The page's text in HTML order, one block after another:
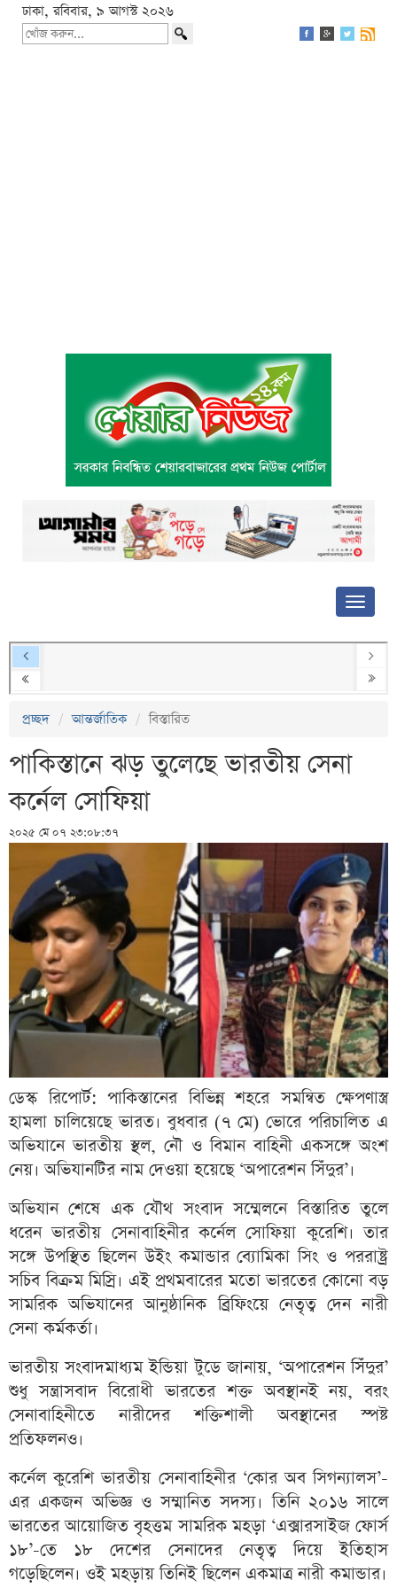
ঢাকা, রবিবার, ৯ আগস্ট ২০২৬
প্রচ্ছদ আন্তর্জাতিক বিস্তারিত
পাকিস্তানে ঝড় তুলেছে ভারতীয় সেনা
কর্নেল সোফিয়া
২০২৫ মে ০৭ ২৩:০৮:৩৭
ডেস্ক রিপোর্ট: পাকিস্তানের বিভিন্ন শহরে সমন্বিত ক্ষেপণাস্ত্র
হামলা চালিয়েছে ভারত। বুধবার (৭ মে) ভোরে পরিচালিত এ
অভিযানে ভারতীয় স্থল, নৌ ও বিমান বাহিনী একসঙ্গে অংশ
নেয়। অভিযানটির নাম দেওয়া হয়েছে ‘অপারেশন সিঁদুর’।
অভিযান শেষে এক যৌথ সংবাদ সম্মেলনে বিস্তারিত তুলে
ধরেন ভারতীয় সেনাবাহিনীর কর্নেল সোফিয়া কুরেশি। তার
সঙ্গে উপস্থিত ছিলেন উইং কমান্ডার ব্যোমিকা সিং ও পররাষ্ট্র
সচিব বিক্রম মিস্রি। এই প্রথমবারের মতো ভারতের কোনো বড়
সামরিক অভিযানের আনুষ্ঠানিক ব্রিফিংয়ে নেতৃত্ব দেন নারী
সেনা কর্মকর্তা।
ভারতীয় সংবাদমাধ্যম ইন্ডিয়া টুডে জানায়, ‘অপারেশন সিঁদুর’
শুধু সন্ত্রাসবাদ বিরোধী ভারতের শক্ত অবস্থানই নয়, বরং
সেনাবাহিনীতে নারীদের শক্তিশালী অবস্থানের স্পষ্ট
প্রতিফলনও।
কর্নেল কুরেশি ভারতীয় সেনাবাহিনীর ‘কোর অব সিগন্যালস’-
এর একজন অভিজ্ঞ ও সম্মানিত সদস্য। তিনি ২০১৬ সালে
ভারতের আয়োজিত বৃহত্তম সামরিক মহড়া ‘এক্সারসাইজ ফোর্স
১৮’-তে ১৮ দেশের সেনাদের নেতৃত্ব দিয়ে ইতিহাস
গড়েছিলেন। ওই মহড়ায় তিনিই ছিলেন একমাত্র নারী কমান্ডার।